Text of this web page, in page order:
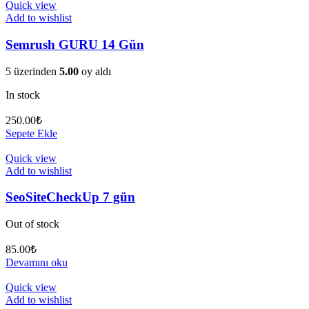
Quick view
Add to wishlist
Semrush GURU 14 Gün
5 üzerinden 5.00 oy aldı
In stock
250.00₺
Sepete Ekle
Quick view
Add to wishlist
SeoSiteCheckUp 7 gün
Out of stock
85.00₺
Devamını oku
Quick view
Add to wishlist